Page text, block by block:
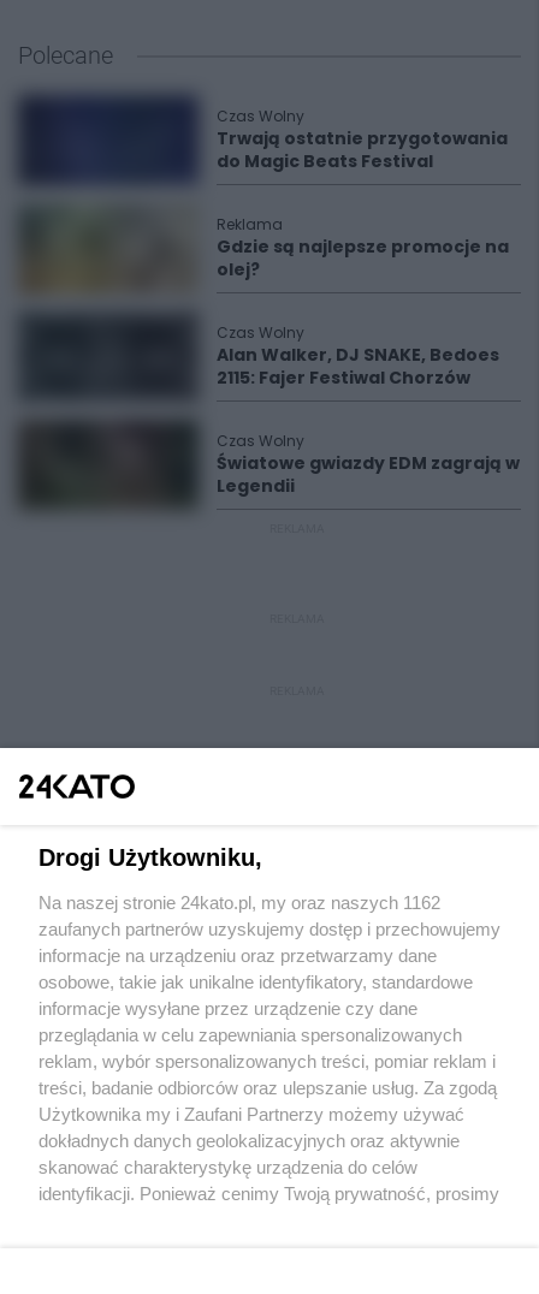
Polecane
Czas Wolny
Trwają ostatnie przygotowania
do Magic Beats Festival
Reklama
Gdzie są najlepsze promocje na
olej?
Czas Wolny
Alan Walker, DJ SNAKE, Bedoes
2115: Fajer Festiwal Chorzów
Czas Wolny
Światowe gwiazdy EDM zagrają w
Legendii
Wydawca mediów lokalnych
Nie zapomnij
zapoznać się z:
polityką prywatności regulamin korzystania z portali
Twojemiasto
Piekary Śląskie
Chorzów
Tarnowskie Góry
Skontakuj sięz nami
Kontakt
Wydawca
Redakcja
Drogi Użytkowniku,
Na naszej stronie 24kato.pl, my oraz naszych 1162
zaufanych partnerów uzyskujemy dostęp i przechowujemy
informacje na urządzeniu oraz przetwarzamy dane
osobowe, takie jak unikalne identyfikatory, standardowe
informacje wysyłane przez urządzenie czy dane
przeglądania w celu zapewniania spersonalizowanych
reklam, wybór spersonalizowanych treści, pomiar reklam i
treści, badanie odbiorców oraz ulepszanie usług. Za zgodą
Użytkownika my i Zaufani Partnerzy możemy używać
dokładnych danych geolokalizacyjnych oraz aktywnie
skanować charakterystykę urządzenia do celów
identyfikacji. Ponieważ cenimy Twoją prywatność, prosimy